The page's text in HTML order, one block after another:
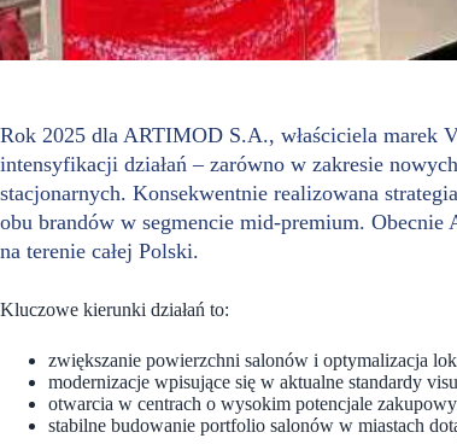
Rok 2025 dla ARTIMOD S.A., właściciela marek
intensyfikacji działań – zarówno w zakresie
stacjonarnych. Konsekwentnie realizowana
obu brandów w segmencie mid-premium.
na terenie całej Polski.
Kluczowe kierunki działań to:
zwiększanie powierzchni salonów i optymalizacja
modernizacje wpisujące się w aktualne standardy
otwarcia w centrach o wysokim potencjale
stabilne budowanie portfolio salonów w miastach